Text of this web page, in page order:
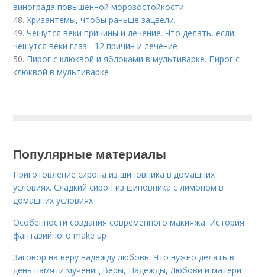
винограда повышенной морозостойкости
48.Хризантемы, чтобы раньше зацвели.
49.Чешутся веки причины и лечение. Что делать, если
чешутся веки глаз - 12 причин и лечение
50. Пирог с клюквой и яблоками в мультиварке. Пирог с
клюквой в мультиварке
Популярные материалы
Приготовление сиропа из шиповника в домашних
условиях. Сладкий сироп из шиповника с лимоном в
домашних условиях
Особенности создания современного макияжа. История
фантазийного make up
Заговор на веру надежду любовь. Что нужно делать в
день памяти мучениц Веры, Надежды, Любови и матери